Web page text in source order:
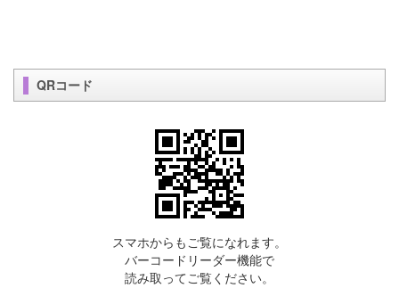
QRコード
スマホからもご覧になれます。
バーコードリーダー機能で
読み取ってご覧ください。